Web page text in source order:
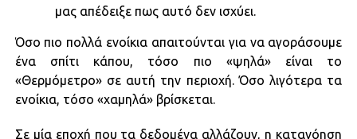
μας απέδειξε πως αυτό δεν ισχύει.
Όσο πιο πολλά ενοίκια απαιτούνται για να αγοράσουμε
ένα σπίτι κάπου, τόσο πιο «ψηλά» είναι το
«Θερμόμετρο» σε αυτή την περιοχή. Όσο λιγότερα τα
ενοίκια, τόσο «χαμηλά» βρίσκεται.
Σε μία εποχή που τα δεδομένα αλλάζουν, η κατανόηση